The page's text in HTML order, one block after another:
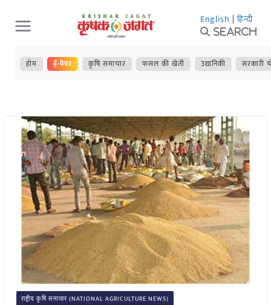
Skip
to
content
English | हिन्दी
Search
होम ई-पेपर कृषि समाचार फसल की खेती उद्यानिकी सरकारी
राष्ट्रीय कृषि समाचार (NATIONAL AGRICULTURE NEWS)